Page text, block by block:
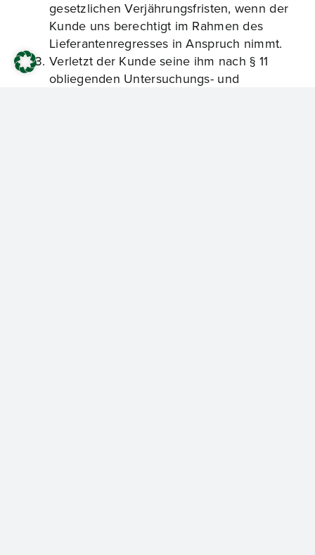
gesetzlichen Verjährungsfristen, wenn der
Kunde uns berechtigt im Rahmen des
Lieferantenregresses in Anspruch nimmt.
Verletzt der Kunde seine ihm nach § 11
obliegenden Untersuchungs- und